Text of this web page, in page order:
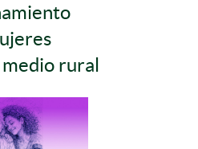
rural